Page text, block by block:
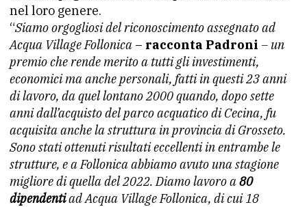
nel loro genere.
“Siamo orgogliosi del riconoscimento assegnato ad
Acqua Village Follonica – racconta Padroni – un
premio che rende merito a tutti gli investimenti,
economici ma anche personali, fatti in questi 23 anni
di lavoro, da quel lontano 2000 quando, dopo sette
anni dall’acquisto del parco acquatico di Cecina, fu
acquisita anche la struttura in provincia di Grosseto.
Sono stati ottenuti risultati eccellenti in entrambe le
strutture, e a Follonica abbiamo avuto una stagione
migliore di quella del 2022. Diamo lavoro a80
dipendentiad Acqua Village Follonica, di cui 18